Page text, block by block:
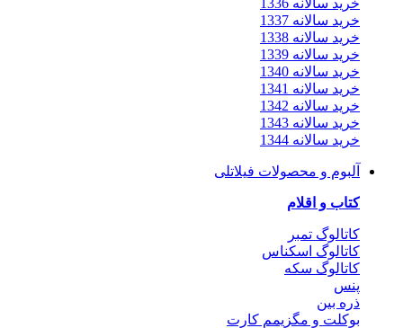
خرید سالانه 1336
خرید سالانه 1337
خرید سالانه 1338
خرید سالانه 1339
خرید سالانه 1340
خرید سالانه 1341
خرید سالانه 1342
خرید سالانه 1343
خرید سالانه 1344
آلبوم و محصولات فیلاتلی
کتاب و اقلام
کاتالوگ تمبر
کاتالوگ اسکناس
کاتالوگ سکه
پنس
ذره بین
بوکلت و مگزیمم کارت